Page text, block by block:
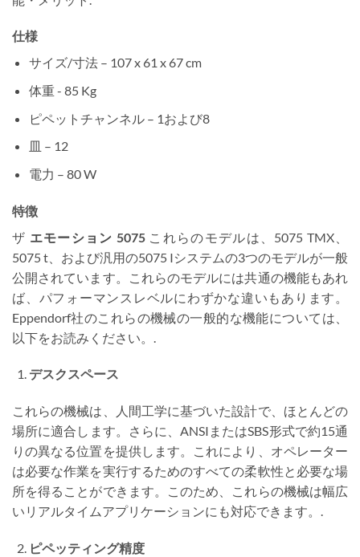
仕様
サイズ/寸法 – 107 x 61 x 67 cm
体重 - 85 Kg
ピペットチャンネル – 1および8
皿 – 12
電力 – 80 W
特徴
ザ エモーション 5075 これらのモデルは、5075 TMX、
5075 t、および汎用の5075 Iシステムの3つのモデルが一般
公開されています。これらのモデルには共通の機能もあれ
ば、パフォーマンスレベルにわずかな違いもあります。
Eppendorf社のこれらの機械の一般的な機能については、
以下をお読みください。.
デスクスペース
これらの機械は、人間工学に基づいた設計で、ほとんどの
場所に適合します。さらに、ANSIまたはSBS形式で約15通
りの異なる位置を提供します。これにより、オペレーター
は必要な作業を実行するためのすべての柔軟性と必要な場
所を得ることができます。このため、これらの機械は幅広
いリアルタイムアプリケーションにも対応できます。.
ピペッティング精度